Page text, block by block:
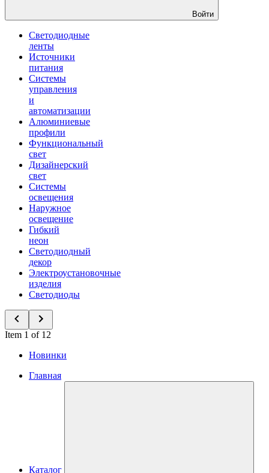
Войти
Светодиодные
ленты
Источники
питания
Системы
управления
и
автоматизации
Алюминиевые
профили
Функциональный
свет
Дизайнерский
свет
Системы
освещения
Наружное
освещение
Гибкий
неон
Светодиодный
декор
Электроустановочные
изделия
Светодиоды
Item 1 of 12
Новинки
Главная
Каталог